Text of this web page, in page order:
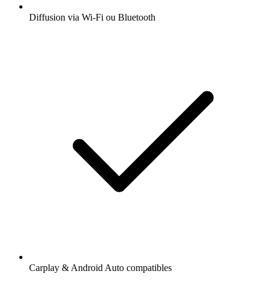
Diffusion via Wi-Fi ou Bluetooth
Carplay & Android Auto compatibles